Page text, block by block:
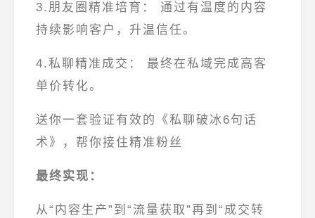
3.朋友圈精准培育： 通过有温度的内容
持续影响客户，升温信任。
4.私聊精准成交：
最终在私域完成高客
单价转化。
送你一套验证有效的《私聊破冰6句话
术》，帮你接住精准粉丝
最终实现：
从“内容生产”到“流量获取”再到“成交转